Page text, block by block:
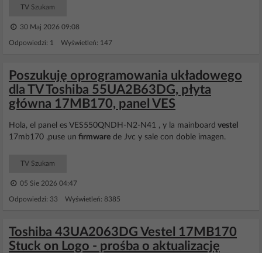
TV Szukam
30 Maj 2026 09:08
Odpowiedzi: 1 Wyświetleń: 147
Poszukuję oprogramowania układowego
dla TV Toshiba 55UA2B63DG, płyta
główna 17MB170, panel VES
Hola, el panel es VES550QNDH-N2-N41 , y la mainboard vestel
17mb170 ,puse un firmware de Jvc y sale con doble imagen.
TV Szukam
05 Sie 2026 04:47
Odpowiedzi: 33 Wyświetleń: 8385
Toshiba 43UA2063DG Vestel 17MB170
Stuck on Logo - prośba o aktualizację